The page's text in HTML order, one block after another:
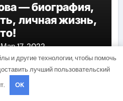
— биография,
личная жизнь,
Мар 17, 2022
и другие технологии, чтобы помочь
лучший пользовательский
OK